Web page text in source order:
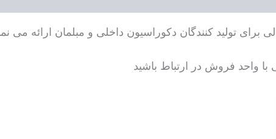
تولید کنندگان دکوراسیون داخلی و مبلمان ارائه می